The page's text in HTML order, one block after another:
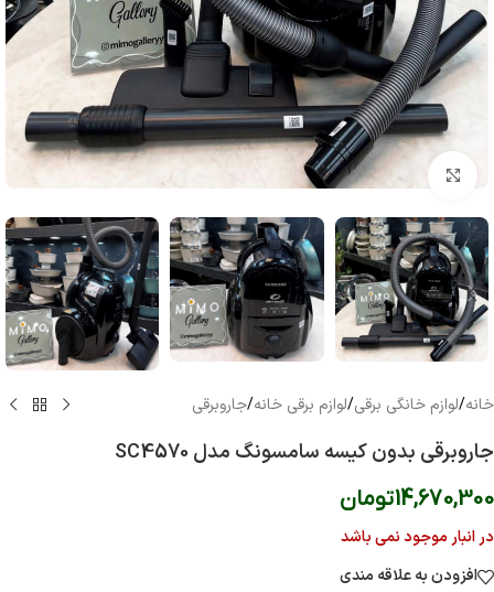
بزرگنمایی تصویر
خانه/لوازم خانگی برقی/لوازم برقی خانه/جاروبرقی
جاروبرقی بدون کیسه سامسونگ مدل SC4570
14,670,300تومان
در انبار موجود نمی باشد
افزودن به علاقه مندی